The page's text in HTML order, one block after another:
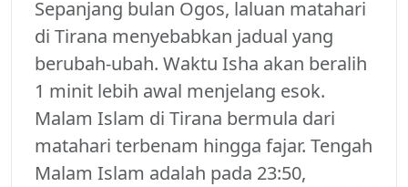
Sepanjang bulan Ogos, laluan matahari
di Tirana menyebabkan jadual yang
berubah-ubah. Waktu Isha akan beralih
1 minit lebih awal menjelang esok.
Malam Islam di Tirana bermula dari
matahari terbenam hingga fajar. Tengah
Malam Islam adalah pada 23:50,